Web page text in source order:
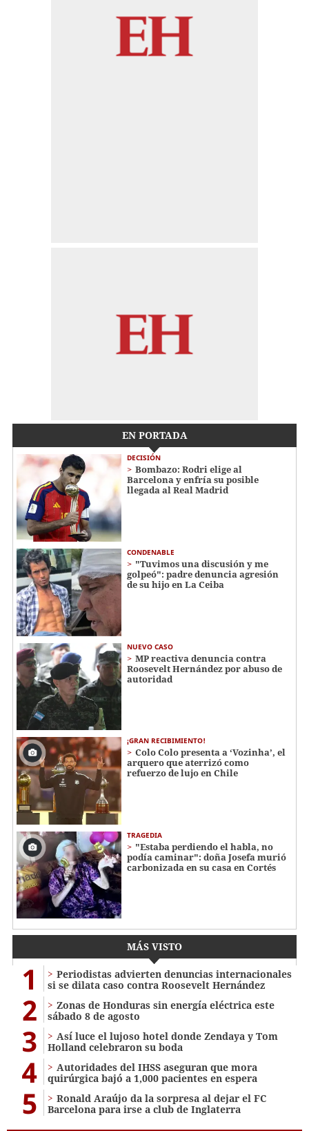
EN PORTADA
DECISIÓN
Bombazo: Rodri elige al
Barcelona y enfría su posible
llegada al Real Madrid
CONDENABLE
"Tuvimos una discusión y me
golpeó": padre denuncia agresión
de su hijo en La Ceiba
NUEVO CASO
MP reactiva denuncia contra
Roosevelt Hernández por abuso de
autoridad
¡GRAN RECIBIMIENTO!
Colo Colo presenta a ‘Vozinha’, el
arquero que aterrizó como
refuerzo de lujo en Chile
TRAGEDIA
"Estaba perdiendo el habla, no
podía caminar": doña Josefa murió
carbonizada en su casa en Cortés
MÁS VISTO
1
Periodistas advierten denuncias internacionales
si se dilata caso contra Roosevelt Hernández
2
Zonas de Honduras sin energía eléctrica este
sábado 8 de agosto
3
Así luce el lujoso hotel donde Zendaya y Tom
Holland celebraron su boda
4
Autoridades del IHSS aseguran que mora
quirúrgica bajó a 1,000 pacientes en espera
5
Ronald Araújo da la sorpresa al dejar el FC
Barcelona para irse a club de Inglaterra